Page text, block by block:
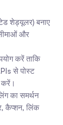
शेड्यूलर) बनाए
और
करें ताकि
से पोस्ट
करें।
का समर्थन
कैप्शन, लिंक